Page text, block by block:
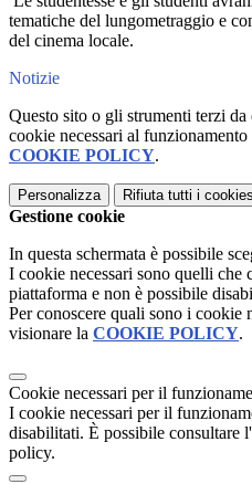
tematiche del lungometraggio e
del cinema locale.
Notizie
Questo sito o gli strumenti terzi
cookie necessari al
COOKIE POLICY.
Personalizza Rifiuta tutti i cookies
Gestione cookie
In questa schermata è possibile
I cookie necessari sono quelli che
piattaforma e non è possibile
Per conoscere quali sono i cookie
visionare la COOKIE POLICY.
Cookie necessari per il
I cookie necessari per il
disabilitati. È possibile consultare
policy.